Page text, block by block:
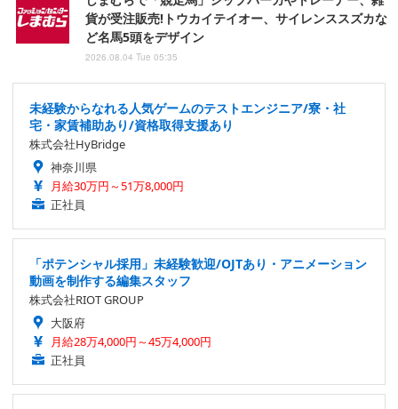
貨が受注販売!トウカイテイオー、サイレンススズカな
ど名馬5頭をデザイン
2026.08.04 Tue 05:35
未経験からなれる人気ゲームのテストエンジニア/寮・社
宅・家賃補助あり/資格取得支援あり
株式会社HyBridge
神奈川県
月給30万円～51万8,000円
正社員
「ポテンシャル採用」未経験歓迎/OJTあり・アニメーション
動画を制作する編集スタッフ
株式会社RIOT GROUP
大阪府
月給28万4,000円～45万4,000円
正社員